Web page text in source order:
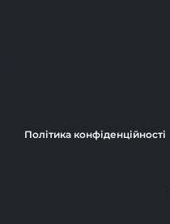
Політика конфіденційності